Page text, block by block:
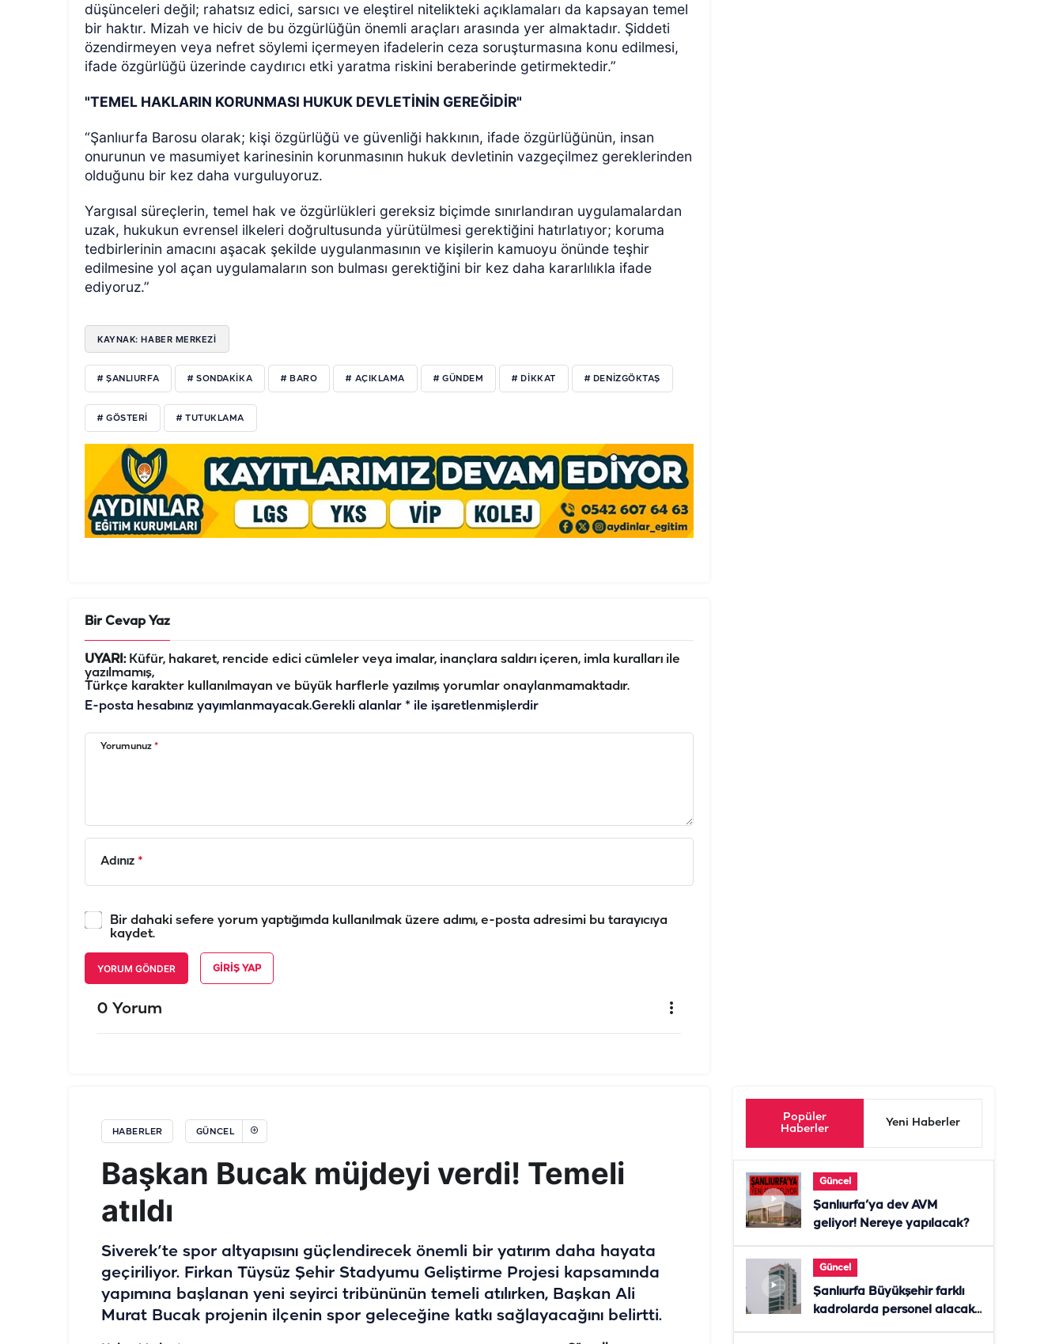
düşünceleri değil; rahatsız edici, sarsıcı ve eleştirel nitelikteki açıklamaları da kapsayan temel
bir haktır. Mizah ve hiciv de bu özgürlüğün önemli araçları arasında yer almaktadır. Şiddeti
özendirmeyen veya nefret söylemi içermeyen ifadelerin ceza soruşturmasına konu edilmesi,
ifade özgürlüğü üzerinde caydırıcı etki yaratma riskini beraberinde getirmektedir.”
"TEMEL HAKLARIN KORUNMASI HUKUK DEVLETİNİN GEREĞİDİR"
“Şanlıurfa Barosu olarak; kişi özgürlüğü ve güvenliği hakkının, ifade özgürlüğünün, insan
onurunun ve masumiyet karinesinin korunmasının hukuk devletinin vazgeçilmez gereklerinden
olduğunu bir kez daha vurguluyoruz.
Yargısal süreçlerin, temel hak ve özgürlükleri gereksiz biçimde sınırlandıran uygulamalardan
uzak, hukukun evrensel ilkeleri doğrultusunda yürütülmesi gerektiğini hatırlatıyor; koruma
tedbirlerinin amacını aşacak şekilde uygulanmasının ve kişilerin kamuoyu önünde teşhir
edilmesine yol açan uygulamaların son bulması gerektiğini bir kez daha kararlılıkla ifade
ediyoruz.”
KAYNAK: HABER MERKEZİ
# ŞANLIURFA # SONDAKIKA # BARO # AÇIKLAMA # GÜNDEM # DIKKAT # DENIZGÖKTAŞ
# GÖSTERI # TUTUKLAMA
Bir Cevap Yaz
UYARI:Küfür, hakaret, rencide edici cümleler veya imalar, inançlara saldırı içeren, imla kuralları ile
yazılmamış,
Türkçe karakter kullanılmayan ve büyük harflerle yazılmış yorumlar onaylanmamaktadır.
E-posta hesabınız yayımlanmayacak.Gerekli alanlar * ile işaretlenmişlerdir
Yorumunuz *
Adınız *
Bir dahaki sefere yorum yaptığımda kullanılmak üzere adımı, e-posta adresimi bu tarayıcıya
kaydet.
YORUM GÖNDER GIRIŞ YAP
0 Yorum
HABERLER GÜNCEL
Başkan Bucak müjdeyi verdi! Temeli
atıldı
Siverek’te spor altyapısını güçlendirecek önemli bir yatırım daha hayata
geçiriliyor. Firkan Tüysüz Şehir Stadyumu Geliştirme Projesi kapsamında
yapımına başlanan yeni seyirci tribününün temeli atılırken, Başkan Ali
Murat Bucak projenin ilçenin spor geleceğine katkı sağlayacağını belirtti.
Popüler
Haberler
Yeni Haberler
Güncel
Şanlıurfa’ya dev AVM
geliyor! Nereye yapılacak?
Güncel
Şanlıurfa Büyükşehir farklı
kadrolarda personel alacak!